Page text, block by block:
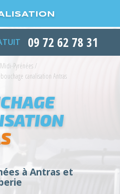
09 72 62 78 31
Pyrénées/
canalisation Antras
à Antras et